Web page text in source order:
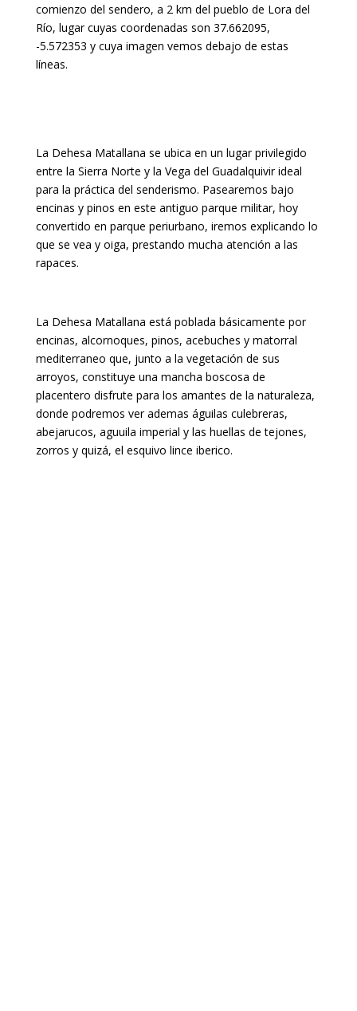
comienzo del sendero, a 2 km del pueblo de Lora del
Río, lugar cuyas coordenadas son 37.662095,
-5.572353 y cuya imagen vemos debajo de estas
líneas.
La Dehesa Matallana se ubica en un lugar privilegido
entre la Sierra Norte y la Vega del Guadalquivir ideal
para la práctica del senderismo. Pasearemos bajo
encinas y pinos en este antiguo parque militar, hoy
convertido en parque periurbano, iremos explicando lo
que se vea y oiga, prestando mucha atención a las
rapaces.
La Dehesa Matallana está poblada básicamente por
encinas, alcornoques, pinos, acebuches y matorral
mediterraneo que, junto a la vegetación de sus
arroyos, constituye una mancha boscosa de
placentero disfrute para los amantes de la naturaleza,
donde podremos ver ademas águilas culebreras,
abejarucos, aguuila imperial y las huellas de tejones,
zorros y quizá, el esquivo lince iberico.